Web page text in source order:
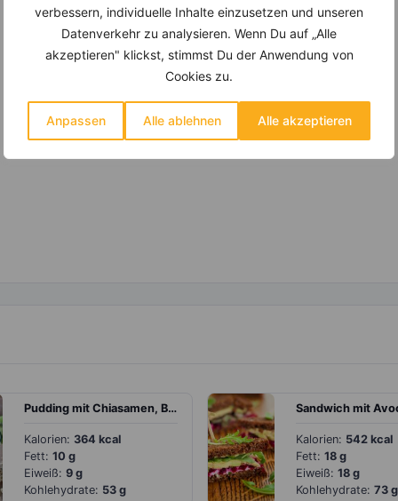
verbessern, individuelle Inhalte einzusetzen und unseren
Datenverkehr zu analysieren. Wenn Du auf „Alle
akzeptieren" klickst, stimmst Du der Anwendung von
Cookies zu.
Anpassen Alle ablehnen Alle akzeptieren
Pudding mit Chiasamen, Banane, Kiwi und Haferflocken
Kalorien: 364 kcal
Fett: 10 g
Eiweiß: 9 g
Kohlehydrate: 53 g
Kalorien: 542 kcal
Fett: 18 g
Eiweiß: 18 g
Kohlehydrate: 73 g